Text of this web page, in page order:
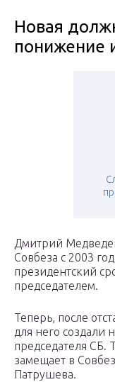
Новая
понижение
Дмитрий
Совбеза с 2003
президентский
председателем.
Теперь, после
для него создали
председателя СБ.
замещает в
Патрушева.